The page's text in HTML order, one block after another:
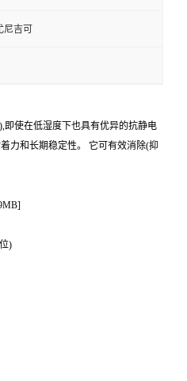
尼吉可
即使在低湿度下也具有优异的抗静电
力和长期稳定性。 它可有效消除(抑
)